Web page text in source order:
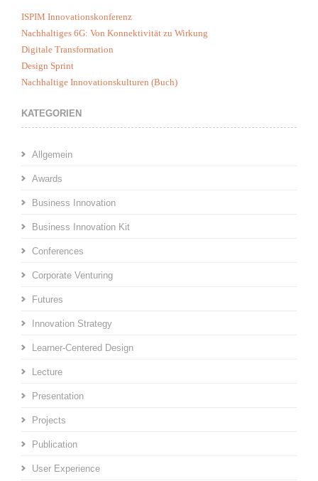
ISPIM Innovationskonferenz
Nachhaltiges 6G: Von Konnektivität zu Wirkung
Digitale Transformation
Design Sprint
Nachhaltige Innovationskulturen (Buch)
KATEGORIEN
Allgemein
Awards
Business Innovation
Business Innovation Kit
Conferences
Corporate Venturing
Futures
Innovation Strategy
Learner-Centered Design
Lecture
Presentation
Projects
Publication
User Experience